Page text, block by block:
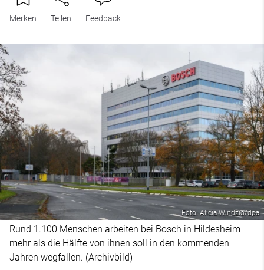
Merken Teilen Feedback
Foto: Alicia Windzio/dpa
Rund 1.100 Menschen arbeiten bei Bosch in Hildesheim –
mehr als die Hälfte von ihnen soll in den kommenden
Jahren wegfallen. (Archivbild)